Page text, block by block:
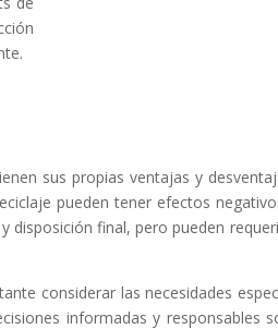
sus propias ventajas y
pueden tener efectos
final, pero pueden
considerar las necesidades
informadas y responsables